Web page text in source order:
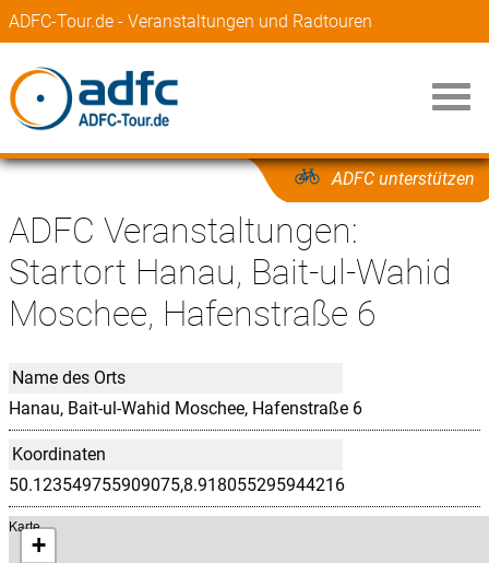
ADFC-Tour.de - Veranstaltungen und Radtouren
ADFC unterstützen
ADFC Veranstaltungen:
Startort Hanau, Bait-ul-Wahid
Moschee, Hafenstraße 6
Name des Orts
Hanau, Bait-ul-Wahid Moschee, Hafenstraße 6
Koordinaten
50.123549755909075,8.918055295944216
Karte
+